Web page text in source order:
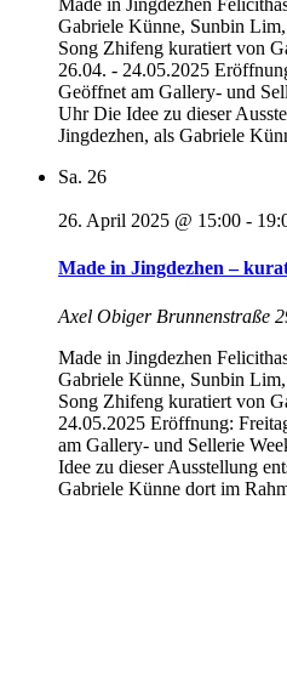
Made in Jingdezhen
Gabriele Künne, Sunbin
Song Zhifeng kuratiert von
26.04. - 24.05.2025
Geöffnet am Gallery- und
Uhr Die Idee zu dieser
Jingdezhen, als Gabriele
Sa. 26
26. April 2025 @ 15:00 -
Made in Jingdezhen –
Axel Obiger Brunnenstraße
Made in Jingdezhen
Gabriele Künne, Sunbin
Song Zhifeng kuratiert von
24.05.2025 Eröffnung:
am Gallery- und Sellerie
Idee zu dieser Ausstellung
Gabriele Künne dort im